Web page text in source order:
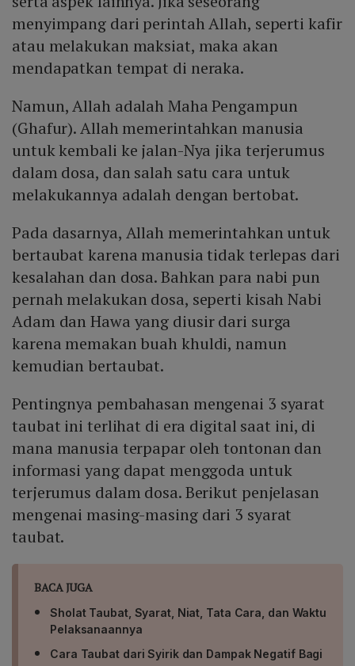
menyimpang dari perintah Allah, seperti kafir
atau melakukan maksiat, maka akan
mendapatkan tempat di neraka.
Namun, Allah adalah Maha Pengampun
(Ghafur). Allah memerintahkan manusia
untuk kembali ke jalan-Nya jika terjerumus
dalam dosa, dan salah satu cara untuk
melakukannya adalah dengan bertobat.
Pada dasarnya, Allah memerintahkan untuk
bertaubat karena manusia tidak terlepas dari
kesalahan dan dosa. Bahkan para nabi pun
pernah melakukan dosa, seperti kisah Nabi
Adam dan Hawa yang diusir dari surga
karena memakan buah khuldi, namun
kemudian bertaubat.
Pentingnya pembahasan mengenai 3 syarat
taubat ini terlihat di era digital saat ini, di
mana manusia terpapar oleh tontonan dan
informasi yang dapat menggoda untuk
terjerumus dalam dosa. Berikut penjelasan
mengenai masing-masing dari 3 syarat
taubat.
BACA JUGA
Sholat Taubat, Syarat, Niat, Tata Cara, dan Waktu
Pelaksanaannya
Cara Taubat dari Syirik dan Dampak Negatif Bagi